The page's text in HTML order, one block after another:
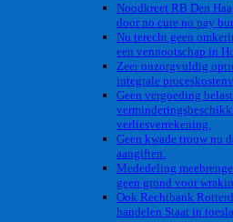
Noodkreet RB Den
door no cure no pay
Nu terecht geen
een vennootschap in
Zeer onzorgvuldig
integrale
Geen vergoeding
verliesverrekening.
Geen kwade trouw nu
aangiften.
Mededeling
geen grond voor
Ook Rechtbank
handelen Staat in